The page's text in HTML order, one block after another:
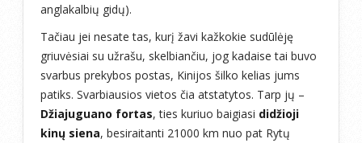
anglakalbių gidų).
Tačiau jei nesate tas, kurį žavi kažkokie sudūlėję
griuvėsiai su užrašu, skelbiančiu, jog kadaise tai buvo
svarbus prekybos postas, Kinijos šilko kelias jums
patiks. Svarbiausios vietos čia atstatytos. Tarp jų –
Džiajuguano fortas, ties kuriuo baigiasi didžioji
kinų siena, besiraitanti 21000 km nuo pat Rytų